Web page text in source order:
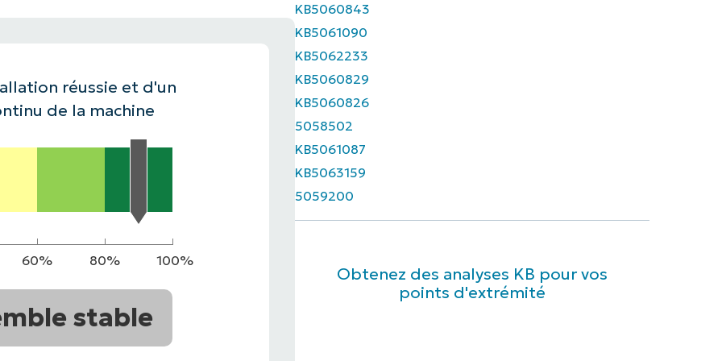
réussie et d'un
de la machine
60% 80% 100%
stable
KB5060843
KB5061090
KB5062233
KB5060829
KB5060826
5058502
KB5061087
KB5063159
5059200
Obtenez des analyses KB pour vos
points d'extrémité